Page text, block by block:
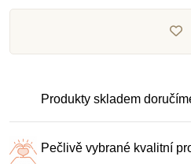
Produkty skladem
Pečlivě vybrané kvalitní